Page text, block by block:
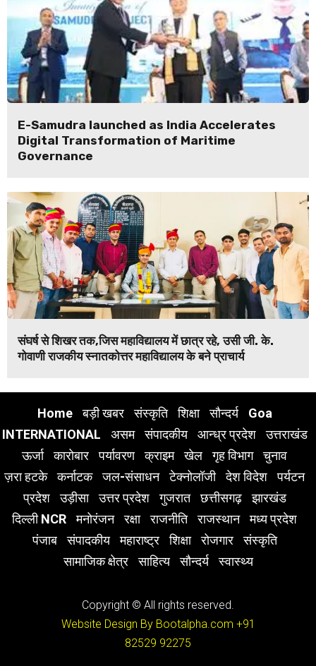
E-Samudra launched as India Accelerates
Digital Transformation of Maritime
Governance
संघर्ष से शिखर तक,जिस महाविद्यालय में छात्र रहे, उसी जी. के.
गोवाणी राजकीय स्नातकोत्तर महाविद्यालय के बने प्राचार्य
Home बड़ी खबर संस्कृति शिक्षा सौन्दर्य
Goa
INTERNATIONAL
असम संपादकीय आन्ध्र प्रदेश
उत्तराखंड
ऊर्जा
कारोबार पर्यावरण क्राइम खेल गृह विभाग
चुनाव
ज़रा हटके
कर्नाटक जल-संसाधन टेक्नोलॉजी देश विदेश
पर्यटन
प्रदेश
उड़ीसा उत्तर प्रदेश गुजरात छत्तीसगढ़
झारखंड
दिल्ली NCR
मनोरंजन रक्षा राजनीति राजस्थान
मध्य प्रदेश
पंजाब
संपादकीय महाराष्ट्र शिक्षा रोजगार
संस्कृति
सामाजिक क्षेत्र
साहित्य सौन्दर्य स्वास्थ्य
Copyright © All rights reserved.
Website Design By Bootalpha.com +91
82529 92275